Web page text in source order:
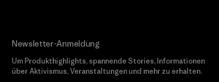
Newsletter-Anmeldung
Um Produkthighlights, spannende Stories, Informationen
über Aktivismus, Veranstaltungen und mehr zu erhalten.